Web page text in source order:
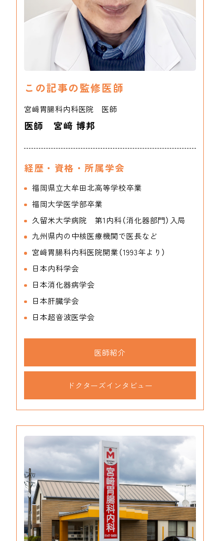
この記事の監修医師
宮﨑胃腸科内科医院 医師
医師 宮﨑 博邦
経歴・資格・所属学会
福岡県立大牟田北高等学校卒業
福岡大学医学部卒業
久留米大学病院 第1内科（消化器部門）入局
九州県内の中核医療機関で医長など
宮﨑胃腸科内科医院開業（1993年より）
日本内科学会
日本消化器病学会
日本肝臓学会
日本超音波医学会
医師紹介
ドクターズインタビュー